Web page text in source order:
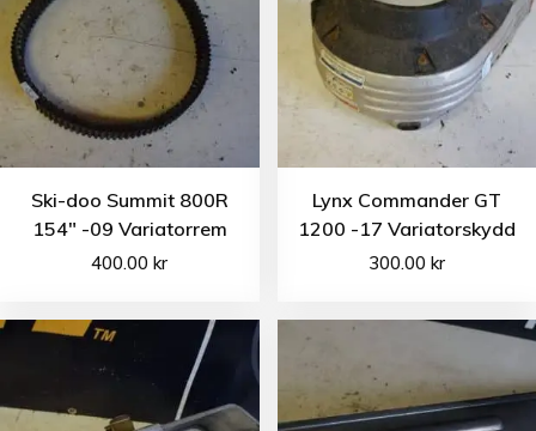
Ski-doo Summit 800R
154″ -09 Variatorrem
400.00kr
Lynx Commander GT
1200 -17 Variatorskydd
300.00 kr